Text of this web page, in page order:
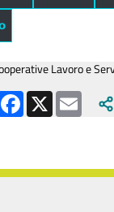
Lavoro e
Facebook
X Email